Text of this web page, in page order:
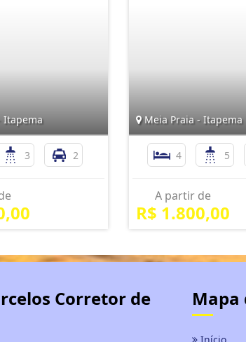
Itapema
3 2
Meia Praia - Itapema
4 5
A partir de
R$ 1.800,00
Corretor de Mapa